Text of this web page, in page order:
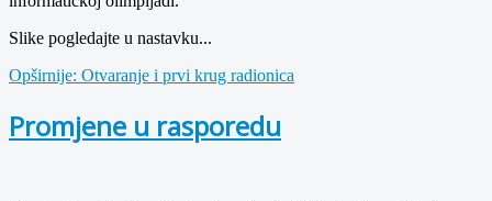
Slike pogledajte u nastavku...
Opširnije: Otvaranje i prvi krug radionica
Promjene u rasporedu